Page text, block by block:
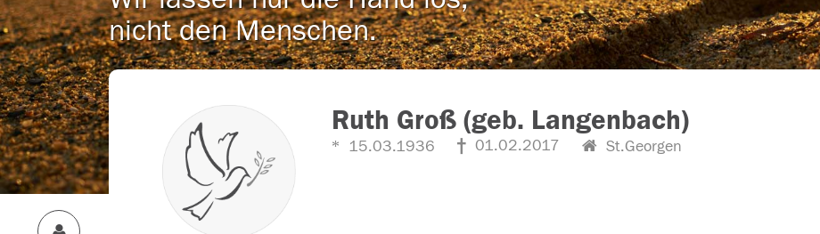
nicht den Menschen.
Ruth Groß (geb. Langenbach)
15.03.1936 01.02.2017 St.Georgen